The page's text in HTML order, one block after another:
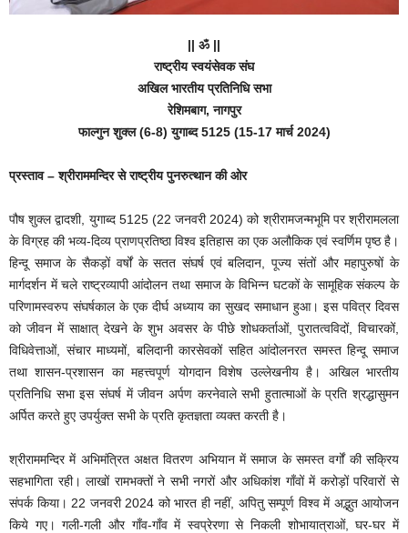
|| ॐ ||
राष्ट्रीय स्वयंसेवक संघ
अखिल भारतीय प्रतिनिधि सभा
रेशिमबाग, नागपुर
फाल्गुन शुक्ल (6-8) युगाब्द 5125 (15-17 मार्च 2024)
प्रस्ताव – श्रीराममन्दिर से राष्ट्रीय पुनरुत्थान की ओर
पौष शुक्ल द्वादशी, युगाब्द 5125 (22 जनवरी 2024) को श्रीरामजन्मभूमि पर श्रीरामलला
के विग्रह की भव्य-दिव्य प्राणप्रतिष्ठा विश्व इतिहास का एक अलौकिक एवं स्वर्णिम पृष्ठ है।
हिन्दू समाज के सैकड़ों वर्षों के सतत संघर्ष एवं बलिदान, पूज्य संतों और महापुरुषों के
मार्गदर्शन में चले राष्ट्रव्यापी आंदोलन तथा समाज के विभिन्न घटकों के सामूहिक संकल्प के
परिणामस्वरुप संघर्षकाल के एक दीर्घ अध्याय का सुखद समाधान हुआ। इस पवित्र दिवस
को जीवन में साक्षात् देखने के शुभ अवसर के पीछे शोधकर्ताओं, पुरातत्वविदों, विचारकों,
विधिवेत्ताओं, संचार माध्यमों, बलिदानी कारसेवकों सहित आंदोलनरत समस्त हिन्दू समाज
तथा शासन-प्रशासन का महत्त्वपूर्ण योगदान विशेष उल्लेखनीय है। अखिल भारतीय
प्रतिनिधि सभा इस संघर्ष में जीवन अर्पण करनेवाले सभी हुतात्माओं के प्रति श्रद्धासुमन
अर्पित करते हुए उपर्युक्त सभी के प्रति कृतज्ञता व्यक्त करती है।
श्रीराममन्दिर में अभिमंत्रित अक्षत वितरण अभियान में समाज के समस्त वर्गों की सक्रिय
सहभागिता रही। लाखों रामभक्तों ने सभी नगरों और अधिकांश गाँवों में करोड़ों परिवारों से
संपर्क किया। 22 जनवरी 2024 को भारत ही नहीं, अपितु सम्पूर्ण विश्व में अद्भुत आयोजन
किये गए। गली-गली और गाँव-गाँव में स्वप्रेरणा से निकली शोभायात्राओं, घर-घर में